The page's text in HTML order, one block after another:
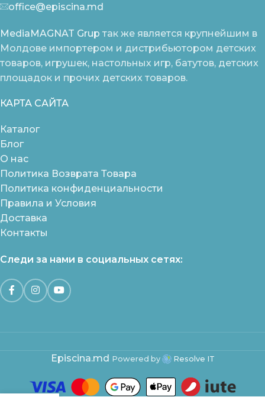
office@episcina.md
MediaMAGNAT Grup так же является крупнейшим в
Молдове импортером и дистрибьютором детских
товаров, игрушек, настольных игр, батутов, детских
площадок и прочих детских товаров.
КАРТА САЙТА
Каталог
Блог
О нас
Политика Возврата Товара
Политика конфиденциальности
Правила и Условия
Доставка
Контакты
Следи за нами в социальных сетях:
Episcina.md Powered by Resolve IT